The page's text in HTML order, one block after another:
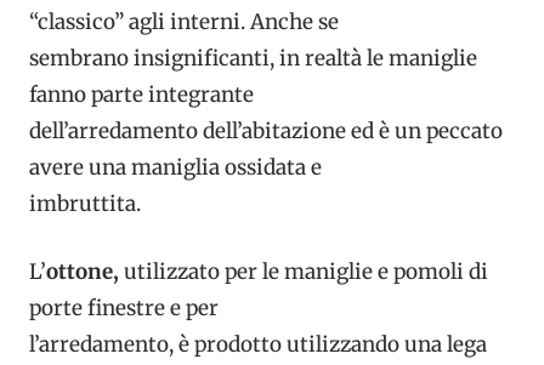
“classico” agli interni. Anche se
sembrano insignificanti, in realtà le maniglie
fanno parte integrante
dell’arredamento dell’abitazione ed è un peccato
avere una maniglia ossidata e
imbruttita.
L’ottone, utilizzato per le maniglie e pomoli di
porte finestre e per
l’arredamento, è prodotto utilizzando una lega